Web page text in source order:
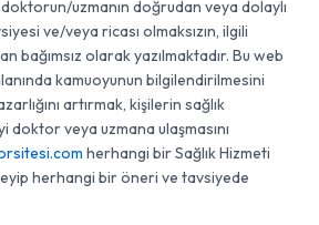
uzmanın doğrudan veya dolaylı
ve/veya ricası olmaksızın, ilgili
bağımsız olarak yazılmaktadır. Bu web
kamuoyunun bilgilendirilmesini
artırmak, kişilerin sağlık
doktor veya uzmana ulaşmasını
herhangi bir Sağlık Hizmeti
herhangi bir öneri ve tavsiyede